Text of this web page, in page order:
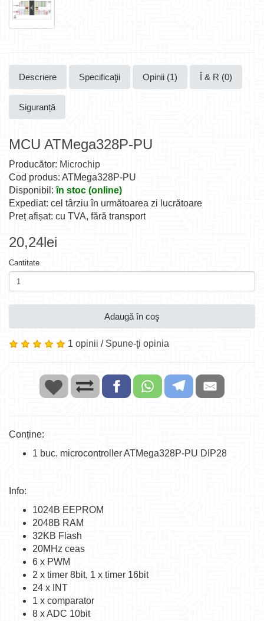
Descriere Specificaţii Opinii (1) Î & R (0)
Siguranță
MCU ATMega328P-PU
Producător: Microchip
Cod produs: ATMega328P-PU
Disponibil:în stoc (online)
Expediat: cel târziu în următoarea zi lucrătoare
Preț afișat: cu TVA, fără transport
20,24lei
Cantitate
Adaugă în coş
1 opinii / Spune-ţi opinia
Conține:
1 buc. microcontroller ATMega328P-PU DIP28
Info:
1024B EEPROM
2048B RAM
32KB Flash
20MHz ceas
6 x PWM
2 x timer 8bit, 1 x timer 16bit
24 x INT
1 x comparator
8 x ADC 10bit